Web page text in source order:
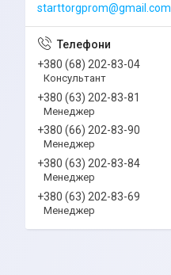
starttorgprom@gmail.com
+380 (68) 202-83-04
Консультант
+380 (63) 202-83-81
Менеджер
+380 (66) 202-83-90
Менеджер
+380 (63) 202-83-84
Менеджер
+380 (63) 202-83-69
Менеджер